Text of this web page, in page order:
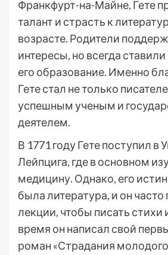
Франкфурт-на-Майне, Гете
талант и страсть к
возрасте. Родители
интересы, но всегда
его образование. Именно
Гете стал не только
успешным ученым и
деятелем.
В 1771 году Гете поступил в
Лейпцига, где в основном
медицину. Однако, его
была литература, и он часто
лекции, чтобы писать стихи
время он написал свой
роман «Страдания молодого